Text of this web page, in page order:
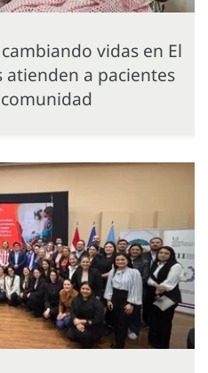
vidas en El
atienden a pacientes